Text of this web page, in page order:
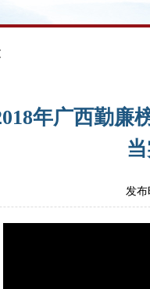
年广西勤廉
发布